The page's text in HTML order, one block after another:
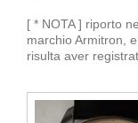
[ * NOTA ] riporto
marchio Armitron,
risulta aver